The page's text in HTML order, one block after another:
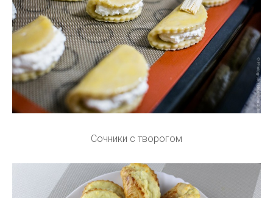
Сочники с творогом